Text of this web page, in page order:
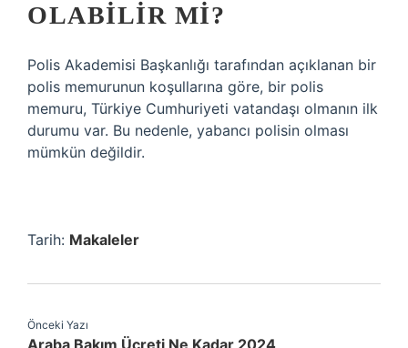
OLABILIR MI?
Polis Akademisi Başkanlığı tarafından açıklanan bir
polis memurunun koşullarına göre, bir polis
memuru, Türkiye Cumhuriyeti vatandaşı olmanın ilk
durumu var. Bu nedenle, yabancı polisin olması
mümkün değildir.
Tarih: Makaleler
Önceki Yazı
Araba Bakım Ücreti Ne Kadar 2024